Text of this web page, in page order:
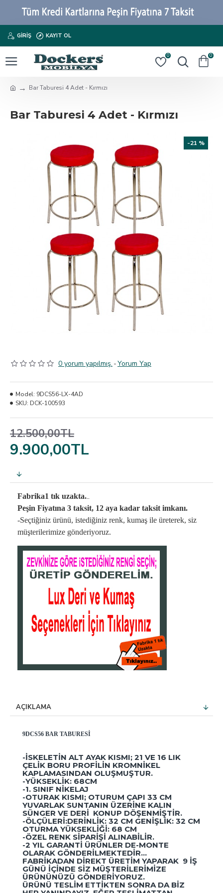
GIRIŞ KAYIT OL
0 0
Bar Taburesi 4 Adet - Kırmızı
Bar Taburesi 4 Adet - Kırmızı
-21 %
0 yorum yapılmış. -Yorum Yap
9.900,00TL
12.500,00TL
Model: 9DCS56-LX-4AD
SKU: DCK-100593
Fabrika1 tık uzakta...
Peşin Fiyatına 3 taksit, 12 aya kadar taksit imkanı.
-Seçtiğiniz ürünü, istediğiniz renk, kumaş ile üreterek, siz
müşterilerimize gönderiyoruz.
AÇIKLAMA
9DCS56 BAR TABURESI
-İSKELETIN ALT AYAK KISMI; 21 VE 16 LIK
ÇELIK BORU PROFILIN KROMNIKEL
KAPLAMASINDAN OLUŞMUŞTUR.
-YÜKSEKLIK: 68CM
-1. SINIF NIKELAJ
-OTURAK KISMI; OTURUM ÇAPI 33 CM
YUVARLAK SUNTANIN ÜZERINE KALIN
SÜNGER VE DERI KONUP DÖŞENMIŞTIR.
-ÖLÇÜLERI:DERINLIK: 32 CM GENIŞLIK: 32 CM
OTURMA YÜKSEKLIĞI: 68 CM
-ÖZEL RENK SIPARIŞI ALINABILIR.
-2 YIL GARANTI ÜRÜNLER DE-MONTE
OLARAK GÖNDERILMEKTEDIR...
FABRIKADAN DIREKT ÜRETIM YAPARAK 9 IŞ
GÜNÜ IÇINDE SIZ MÜŞTERILERIMIZE
ÜRÜNÜNÜZÜ GÖNDERIYORUZ.
ÜRÜNÜ TESLIM ETTIKTEN SONRA DA BIZ